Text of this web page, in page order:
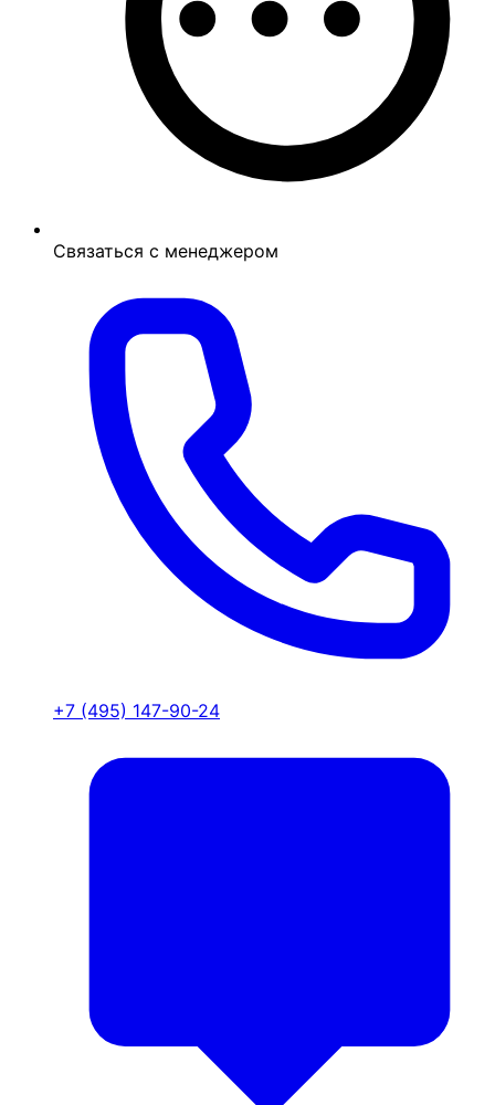
Связаться с менеджером
+7 (495) 147-90-24